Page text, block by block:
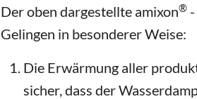
Der oben dargestellte amixon®
Gelingen in besonderer Weise:
Die Erwärmung aller
sicher, dass der